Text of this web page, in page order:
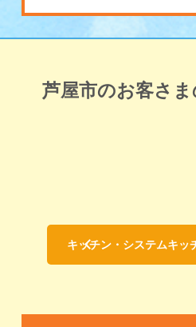
芦屋市のお客さ
キッチン・システムキッ